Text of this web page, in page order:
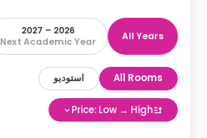
All Years
2026 – 2027
Next Academic Year
All Rooms استوديو
Price: Low → High